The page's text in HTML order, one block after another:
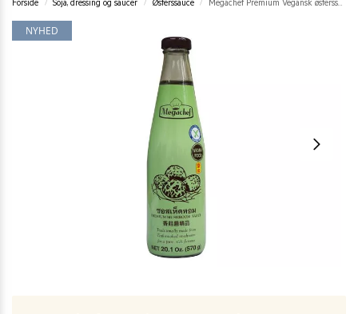
Forside / Soja, dressing og saucer / Østerssauce / Megachef Premium Vegansk østerssauce 570 g.
NYHED